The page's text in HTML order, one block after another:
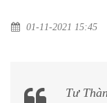
01-11-2021 15:45
Tư